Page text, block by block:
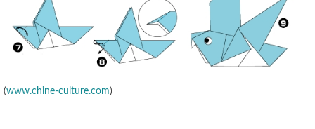
(www.chine-culture.com)